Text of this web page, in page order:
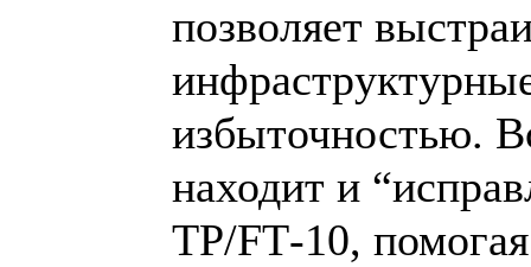
позволяет
избыточностью.
находит и
TP/FT‑10,